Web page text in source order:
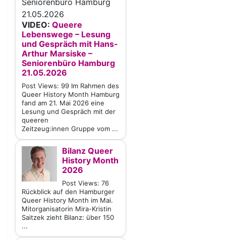
VIDEO: Queere
Lebenswege – Lesung
und Gespräch mit Hans-
Arthur Marsiske –
Seniorenbüro Hamburg
21.05.2026
Post Views: 99 Im Rahmen des
Queer History Month Hamburg
fand am 21. Mai 2026 eine
Lesung und Gespräch mit der
queeren
Zeitzeug:innen Gruppe vom ...
Bilanz Queer
History Month
2026
Post Views: 76
Rückblick auf den Hamburger
Queer History Month im Mai.
Mitorganisatorin Mira-Kristin
Saitzek zieht Bilanz: über 150
...